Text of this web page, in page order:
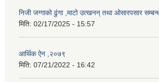
निजी जग्गाको ढुंगा ,माटो उत्खनन् तथा ओसारपसार
मिति: 02/17/2025 - 15:57
आर्थिक ऐन ,२०७९
मिति: 07/21/2022 - 16:42